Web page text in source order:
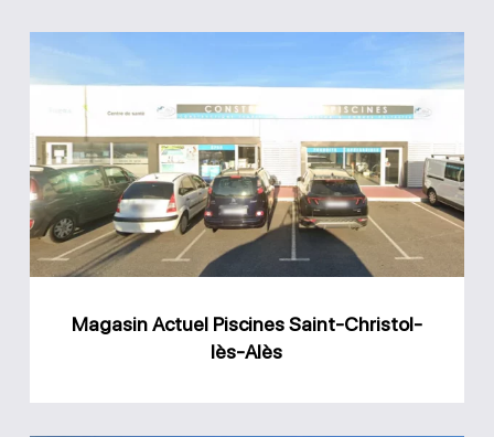
Actuel
Piscines
Saint-
Christol-
lès-
Alès
Magasin Actuel Piscines Saint-Christol-
lès-Alès